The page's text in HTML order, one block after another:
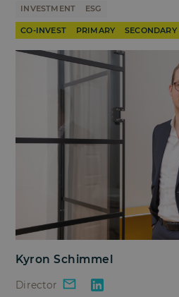
INVESTMENT ESG
CO-INVEST PRIMARY SECONDARY
Kyron Schimmel
Director